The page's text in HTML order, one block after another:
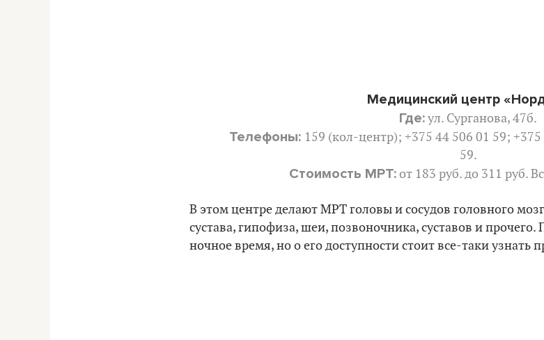
Медицинский центр
Где:ул. Сурганова, 47б.
Телефоны: 159 (кол-центр); +375 44 506 01 59;
59.
Стоимость МРТ:от 183 руб. до 311 руб.
В этом центре делают МРТ головы и сосудов головного
сустава, гипофиза, шеи, позвоночника, суставов и прочего.
ночное время, но о его доступности стоит все-таки узнать